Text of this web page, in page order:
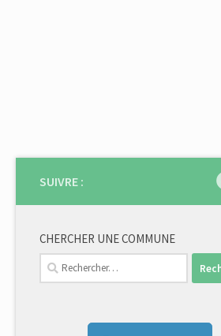
SUIVRE :
CHERCHER UNE COMMUNE
Rechercher :